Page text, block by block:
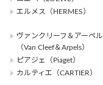
エルメス（HERMES）
ヴァンクリーフ＆アーペル
（Van Cleef＆Arpels）
ピアジェ（Piaget）
カルティエ（CARTIER）